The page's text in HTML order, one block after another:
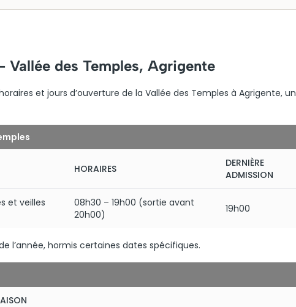
Vallée des Temples, Agrigente
et jours d’ouverture de la Vallée des Temples à Agrigente, un
HORAIRES
DERNIÈRE
ADMISSION
et veilles
08h30 – 19h00 (sortie avant
20h00)
19h00
l’année, hormis certaines dates spécifiques.